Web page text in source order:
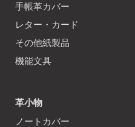
手帳革カバー
レター・カード
その他紙製品
機能文具
革小物
ノートカバー